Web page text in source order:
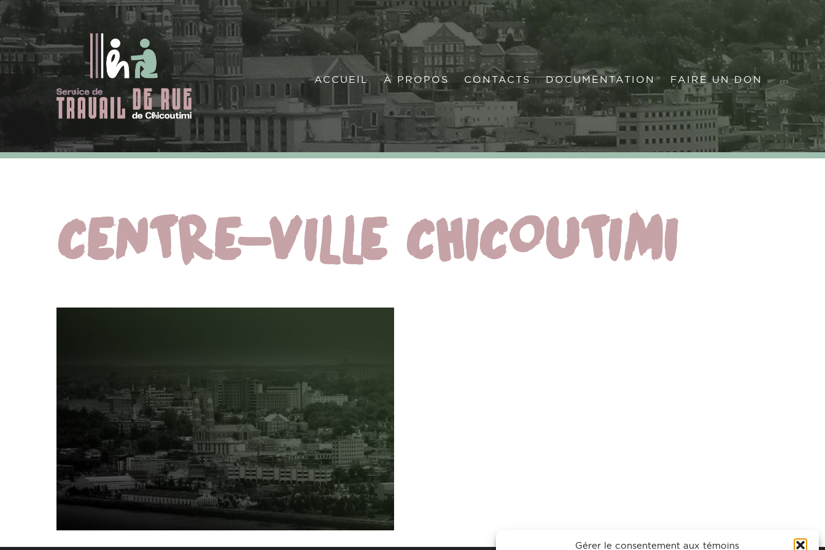
Gérer le consentement aux témoins
ACCUEIL À PROPOS CONTACTS DOCUMENTATION FAIRE UN DON
ACCUEIL À PROPOS CONTACTS DOCUMENTATION FAIRE UN DON
CENTRE-VILLE CHICOUTIMI